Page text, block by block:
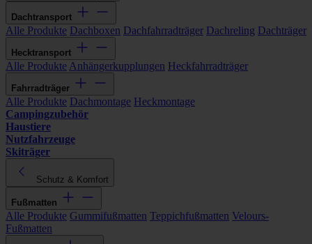
Dachtransport
Alle Produkte Dachboxen Dachfahrradträger Dachreling Dachträger
Hecktransport
Alle Produkte Anhängerkupplungen Heckfahrradträger
Fahrradträger
Alle Produkte Dachmontage Heckmontage
Campingzubehör
Haustiere
Nutzfahrzeuge
Skiträger
Schutz & Komfort
Fußmatten
Alle Produkte Gummifußmatten Teppichfußmatten Velours-
Fußmatten